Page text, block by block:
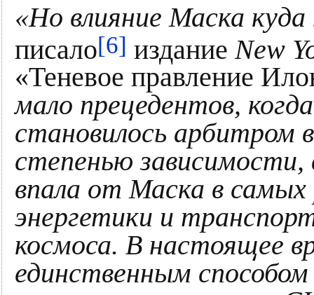
«Но влияние Маска куда
писало[6] издание New
«Теневое правление
мало прецедентов,
становилось арбитром
степенью зависимости,
впала от Маска в самых
энергетики и
космоса. В настоящее
единственным